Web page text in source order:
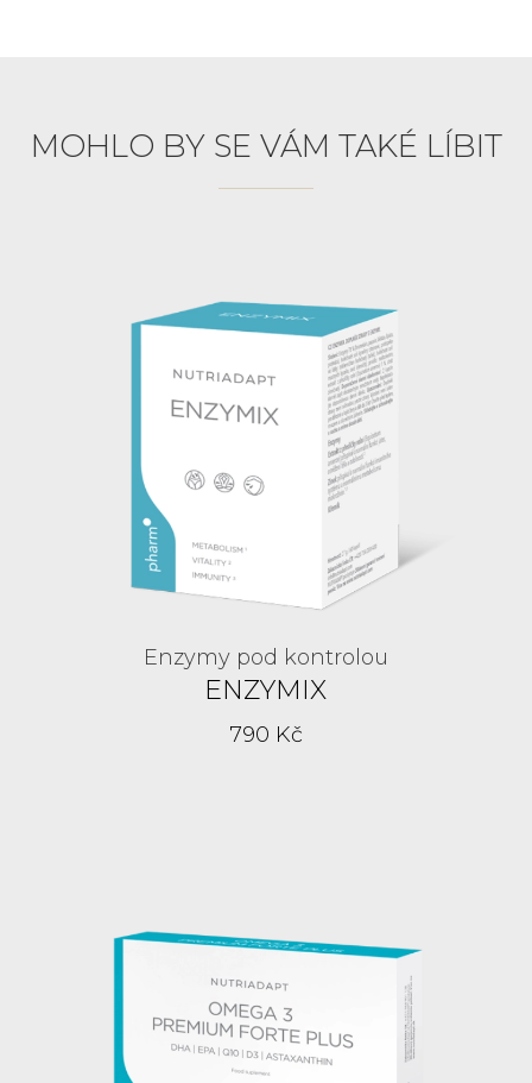
MOHLO BY SE VÁM TAKÉ LÍBIT
Enzymy pod kontrolou
ENZYMIX
790 Kč